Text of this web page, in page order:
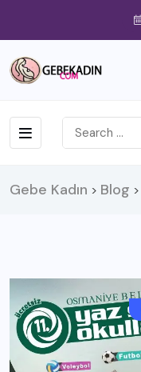
Gebe Kadın > Blog >